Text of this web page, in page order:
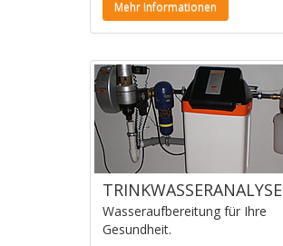
Mehr Informationen
TRINKWASSERANALYSE
Wasseraufbereitung für Ihre
Gesundheit.